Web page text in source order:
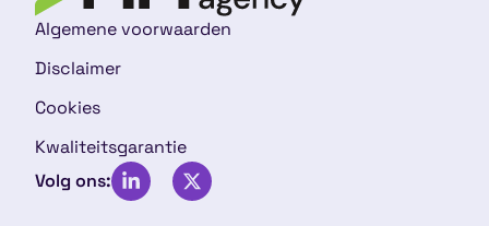
Algemene voorwaarden
Disclaimer
Cookies
Kwaliteitsgarantie
Volg ons: